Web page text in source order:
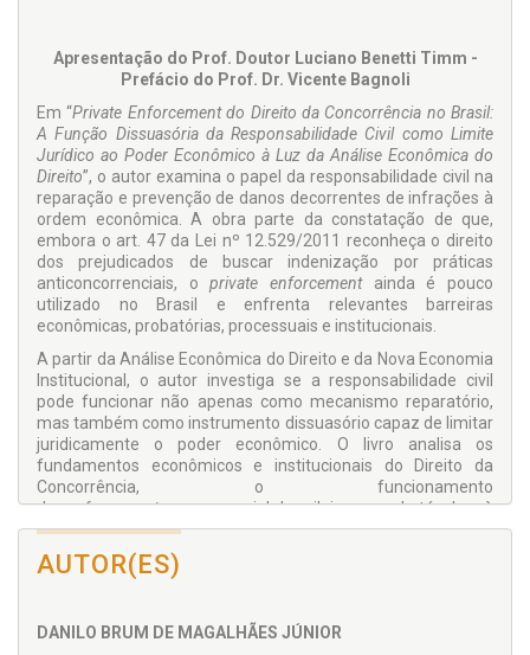
Apresentação do Prof. Doutor Luciano Benetti Timm -
Prefácio do Prof. Dr. Vicente Bagnoli
Em “Private Enforcement do Direito da Concorrência no Brasil:
A Função Dissuasória da Responsabilidade Civil como Limite
Jurídico ao Poder Econômico à Luz da Análise Econômica do
Direito”, o autor examina o papel da responsabilidade civil na
reparação e prevenção de danos decorrentes de infrações à
ordem econômica. A obra parte da constatação de que,
embora o art. 47 da Lei nº 12.529/2011 reconheça o direito
dos prejudicados de buscar indenização por práticas
anticoncorrenciais, oprivate enforcementainda é pouco
utilizado no Brasil e enfrenta relevantes barreiras
econômicas, probatórias, processuais e institucionais.
A partir da Análise Econômica do Direito e da Nova Economia
Institucional, o autor investiga se a responsabilidade civil
pode funcionar não apenas como mecanismo reparatório,
mas também como instrumento dissuasório capaz de limitar
juridicamente o poder econômico. O livro analisa os
fundamentos econômicos e institucionais do Direito da
Concorrência, o funcionamento
doenforcementconcorrencial brasileiro, os obstáculos à
atuação privada e os efeitos da Lei nº 14.470/2022,
especialmente no que se refere à reparação em dobro em
casos de cartel e à disciplina do repasse de prejuízo.
propõe uma releitura funcional da responsabilidade civil
AUTOR(ES)
DANILO BRUM DE MAGALHÃES JÚNIOR